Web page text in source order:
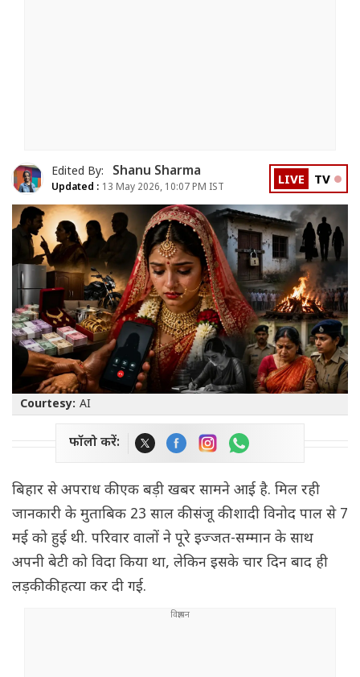
Edited By: Shanu Sharma
Updated : 13 May 2026, 10:07 PM IST LIVE TV
Courtesy: AI
फॉलो करें:
बिहार से अपराध की एक बड़ी खबर सामने आई है. मिल रही
जानकारी के मुताबिक 23 साल की संजू की शादी विनोद पाल से 7
मई को हुई थी. परिवार वालों ने पूरे इज्जत-सम्मान के साथ
अपनी बेटी को विदा किया था, लेकिन इसके चार दिन बाद ही
लड़की की हत्या कर दी गई.